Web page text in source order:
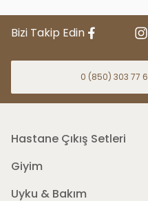
Bizi Takip Edin
0 (850) 303 77
Hastane Çıkış Setleri
Giyim
Uyku & Bakım